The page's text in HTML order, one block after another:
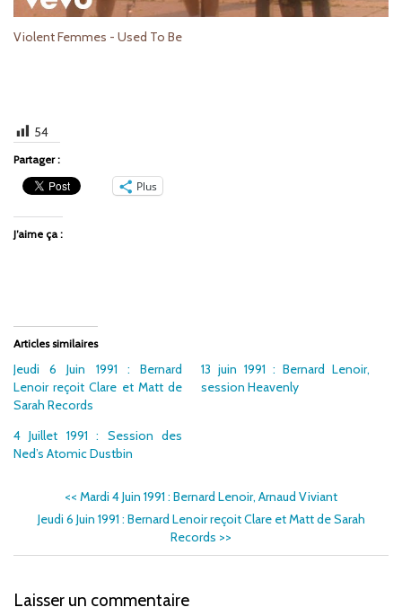
Violent Femmes - Used To Be
54
Partager :
Plus
J’aime ça :
Articles similaires
Jeudi 6 Juin 1991 : Bernard
Lenoir reçoit Clare et Matt de
Sarah Records
13 juin 1991 : Bernard Lenoir,
session Heavenly
4 Juillet 1991 : Session des
Ned’s Atomic Dustbin
<< Mardi 4 Juin 1991 : Bernard Lenoir, Arnaud Viviant
Jeudi 6 Juin 1991 : Bernard Lenoir reçoit Clare et Matt de Sarah
Records >>
Laisser un commentaire